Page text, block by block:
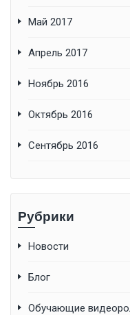
Май 2017
Апрель 2017
Ноябрь 2016
Октябрь 2016
Сентябрь 2016
Рубрики
Новости
Блог
Обучающие